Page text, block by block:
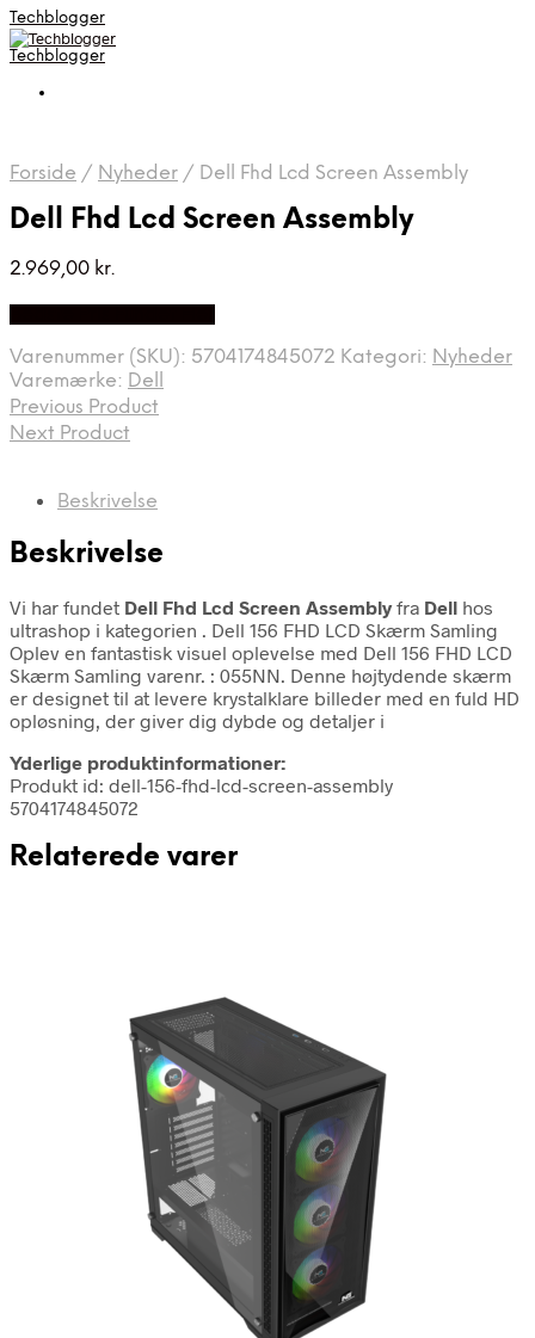
Techblogger
Techblogger
Forside / Nyheder / Dell Fhd Lcd Screen Assembly
Dell Fhd Lcd Screen Assembly
2.969,00 kr.
Varenummer (SKU): 5704174845072 Kategori: Nyheder
Varemærke: Dell
Previous Product
Next Product
Beskrivelse
Beskrivelse
Vi har fundet Dell Fhd Lcd Screen Assemblyfra Dell hos
ultrashop i kategorien . Dell 156 FHD LCD Skærm Samling
Oplev en fantastisk visuel oplevelse med Dell 156 FHD LCD
Skærm Samling varenr. : 055NN. Denne højtydende skærm
er designet til at levere krystalklare billeder med en fuld HD
opløsning, der giver dig dybde og detaljer i
Yderlige produktinformationer:
Produkt id: dell-156-fhd-lcd-screen-assembly
5704174845072
Relaterede varer